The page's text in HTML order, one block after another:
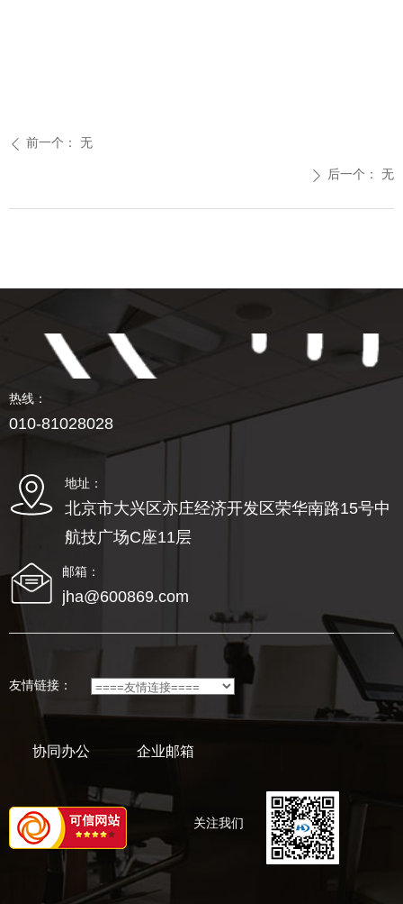
ꄴ 前一个： 无
ꄲ 后一个： 无
热线：
010-81028028
地址：
北京市大兴区亦庄经济开发区荣华南路15号中
航技广场C座11层
邮箱：
jha@600869.com
友情链接：
协同办公 企业邮箱
关注我们